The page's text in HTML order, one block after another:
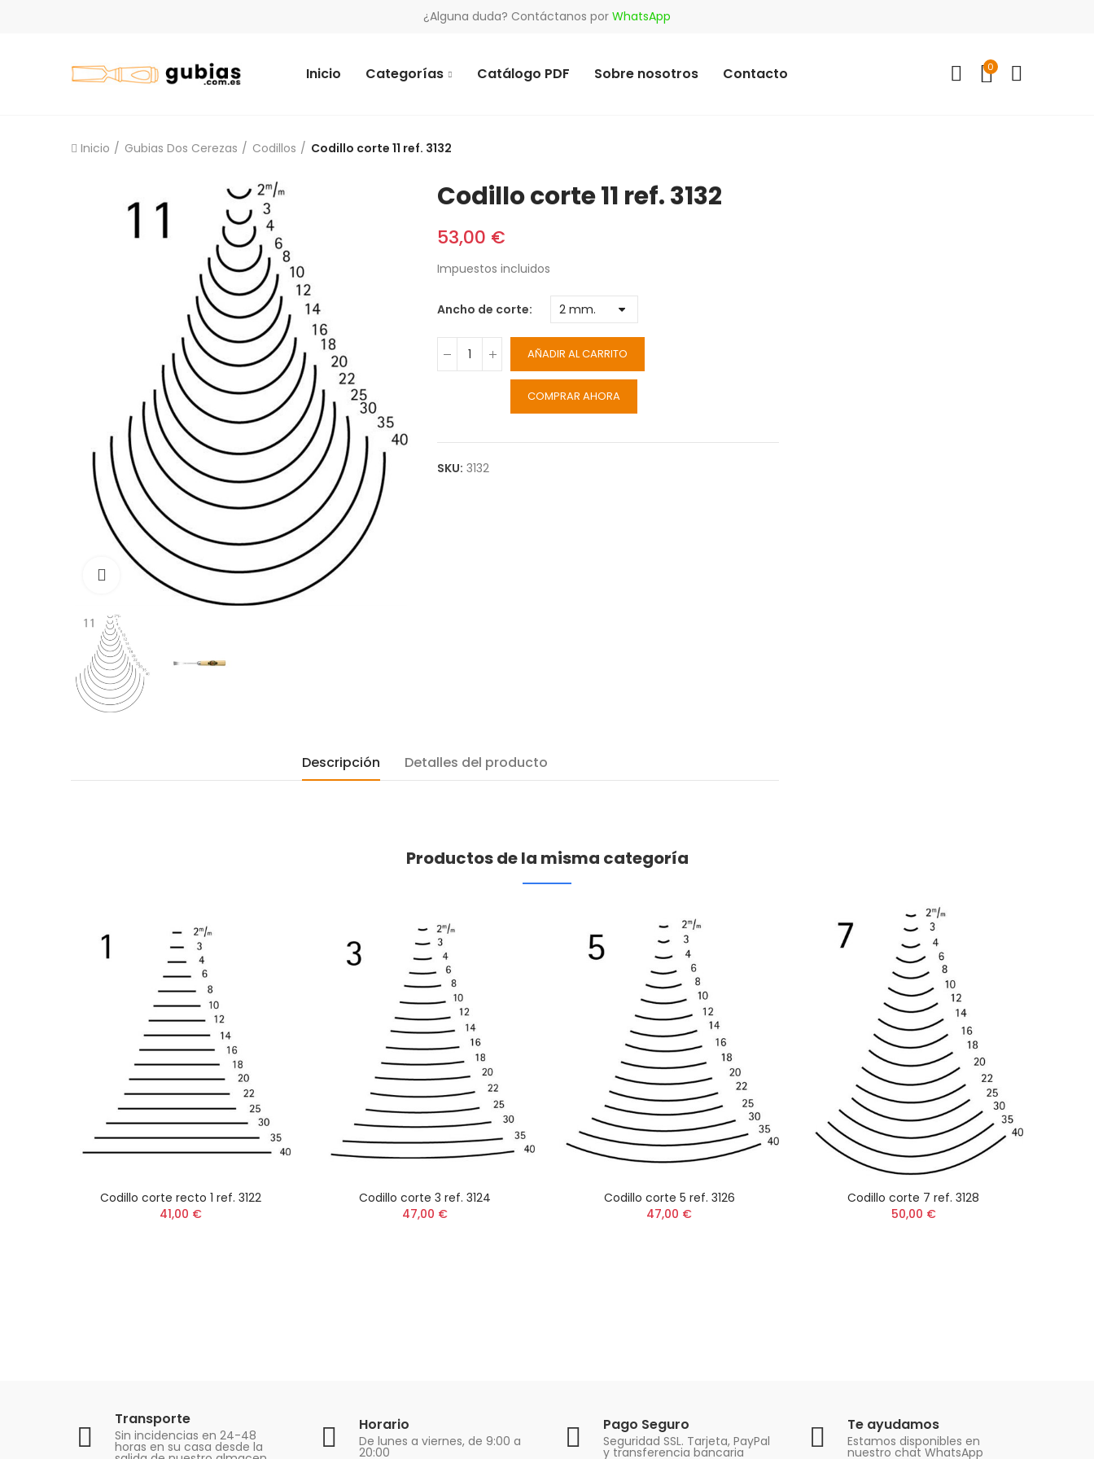
¿Alguna duda? Contáctanos por WhatsApp
Inicio Categorías Catálogo PDF Sobre nosotros Contacto 0
Inicio Gubias Dos Cerezas Codillos Codillo corte 11 ref. 3132
Click to enlarge
Codillo corte 11 ref. 3132
53,00 €
Impuestos incluidos
Ancho de corte
AÑADIR AL CARRITO
COMPRAR AHORA
SKU: 3132
Descripción Detalles del producto
Productos de la misma categoría
Codillo corte recto 1 ref. 3122
41,00 €
Codillo corte 3 ref. 3124
47,00 €
Codillo corte 5 ref. 3126
47,00 €
Codillo corte 7 ref. 3128
50,00 €
Transporte
Sin incidencias en 24-48
horas en su casa desde la
Horario
De lunes a viernes, de 9:00 a
20:00
Pago Seguro
Seguridad SSL. Tarjeta, PayPal
y transferencia bancaria
Te ayudamos
Estamos disponibles en
nuestro chat WhatsApp